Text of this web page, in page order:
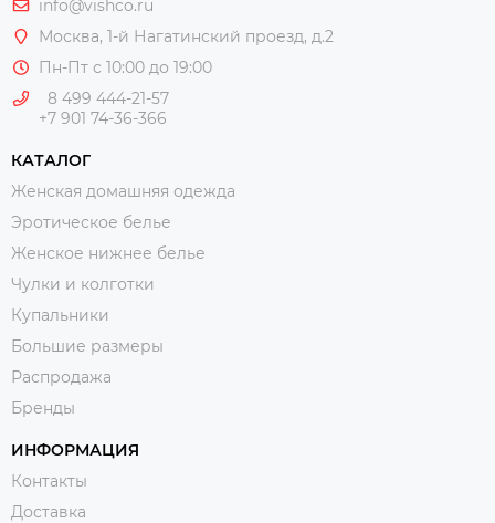
info@vishco.ru
Москва, 1-й Нагатинский проезд, д.2
Пн-Пт с 10:00 до 19:00
8 499 444-21-57
+7 901 74-36-366
КАТАЛОГ
Женская домашняя одежда
Эротическое белье
Женское нижнее белье
Чулки и колготки
Купальники
Большие размеры
Распродажа
Бренды
ИНФОРМАЦИЯ
Контакты
Доставка